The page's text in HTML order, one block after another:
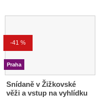
-41 %
Praha
Snídaně v Žižkovské
věži a vstup na vyhlídku